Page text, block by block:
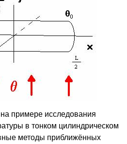
примере исследования
в тонком цилиндрическом
методы приближённых